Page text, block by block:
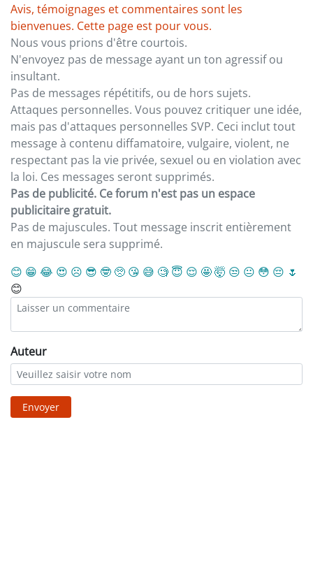
Avis, témoignages et commentaires sont les
bienvenues. Cette page est pour vous.
Nous vous prions d'être courtois.
N'envoyez pas de message ayant un ton agressif ou
insultant.
Pas de messages répétitifs, ou de hors sujets.
Attaques personnelles. Vous pouvez critiquer une idée,
mais pas d'attaques personnelles SVP. Ceci inclut tout
message à contenu diffamatoire, vulgaire, violent, ne
respectant pas la vie privée, sexuel ou en violation avec
la loi. Ces messages seront supprimés.
Pas de publicité. Ce forum n'est pas un espace
publicitaire gratuit.
Pas de majuscules. Tout message inscrit entièrement
en majuscule sera supprimé.
😊 😁 😂 😍 ☹️ 😎 🤓 🥺 😘 😅 🧐 😇 😌 🤩🤯 😒 😐 😳 😔 🌷
😊
Auteur
Envoyer